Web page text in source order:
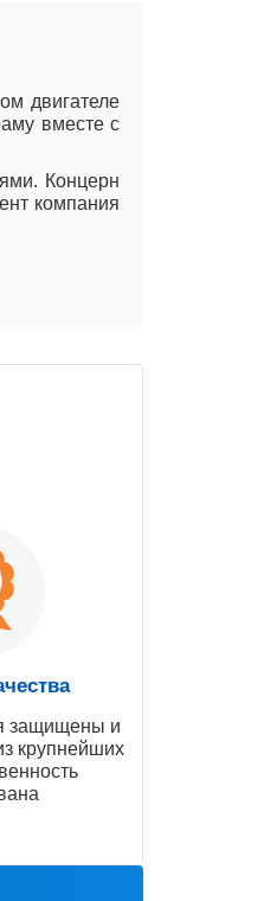
двигателе
вместе с
Концерн
компания
защищены и
крупнейших